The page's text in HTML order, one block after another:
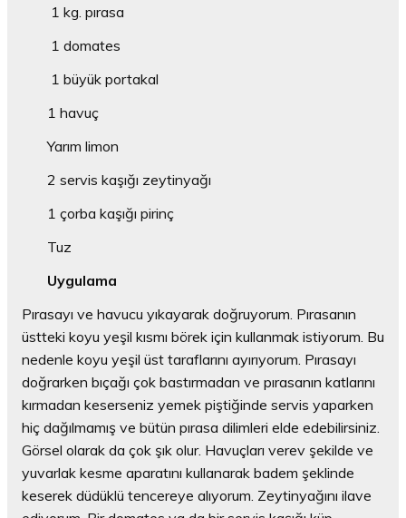
1 kg. pırasa
1 domates
1 büyük portakal
1 havuç
Yarım limon
2 servis kaşığı zeytinyağı
1 çorba kaşığı pirinç
Tuz
Uygulama
Pırasayı ve havucu yıkayarak doğruyorum. Pırasanın
üstteki koyu yeşil kısmı börek için kullanmak istiyorum. Bu
nedenle koyu yeşil üst taraflarını ayırıyorum. Pırasayı
doğrarken bıçağı çok bastırmadan ve pırasanın katlarını
kırmadan keserseniz yemek piştiğinde servis yaparken
hiç dağılmamış ve bütün pırasa dilimleri elde edebilirsiniz.
Görsel olarak da çok şık olur. Havuçları verev şekilde ve
yuvarlak kesme aparatını kullanarak badem şeklinde
keserek düdüklü tencereye alıyorum. Zeytinyağını ilave